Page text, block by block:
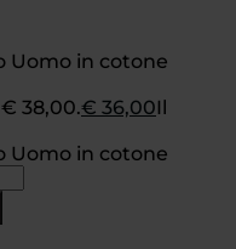
Uomo in cotone
38,00.€ 36,00Il
Uomo in cotone